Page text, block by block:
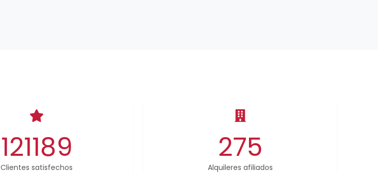
121189
Clientes satisfechos
275
Alquileres afiliados